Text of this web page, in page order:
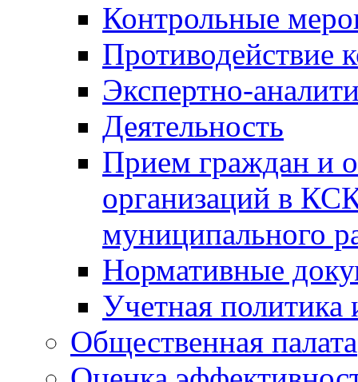
Контрольные
Противодействие
Экспертно-
Деятельность
Прием граждан и
организаций в
муниципального
Нормативные
Учетная политика
Общественная палата